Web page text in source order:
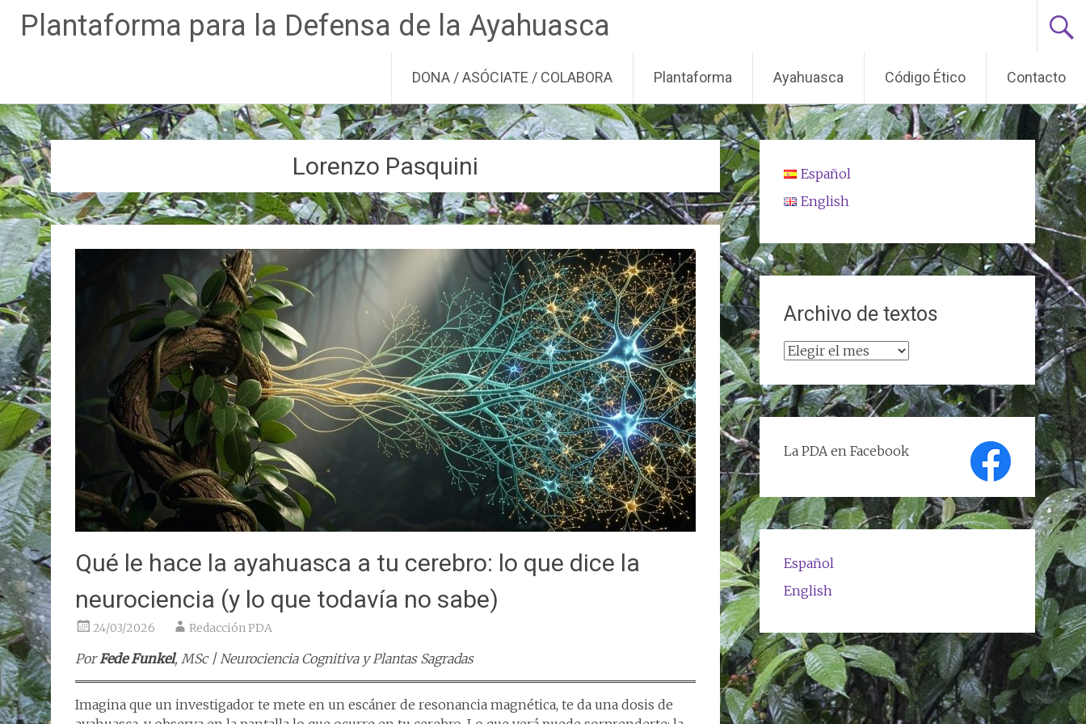
Ir
al
contenido
Plantaforma para la Defensa de la Ayahuasca
DONA / ASÓCIATE / COLABORA Plantaforma Ayahuasca Código Ético Contacto
Lorenzo Pasquini
Qué le hace la ayahuasca a tu cerebro: lo que dice la
neurociencia (y lo que todavía no sabe)
24/03/2026 Redacción PDA
PorFede Funkel, MSc | Neurociencia Cognitiva y Plantas Sagradas
Imagina que un investigador te mete en un escáner de resonancia magnética, te da una dosis de
Español
English
Archivo de textos
Archivo
textos
La PDA en Facebook
Español
English